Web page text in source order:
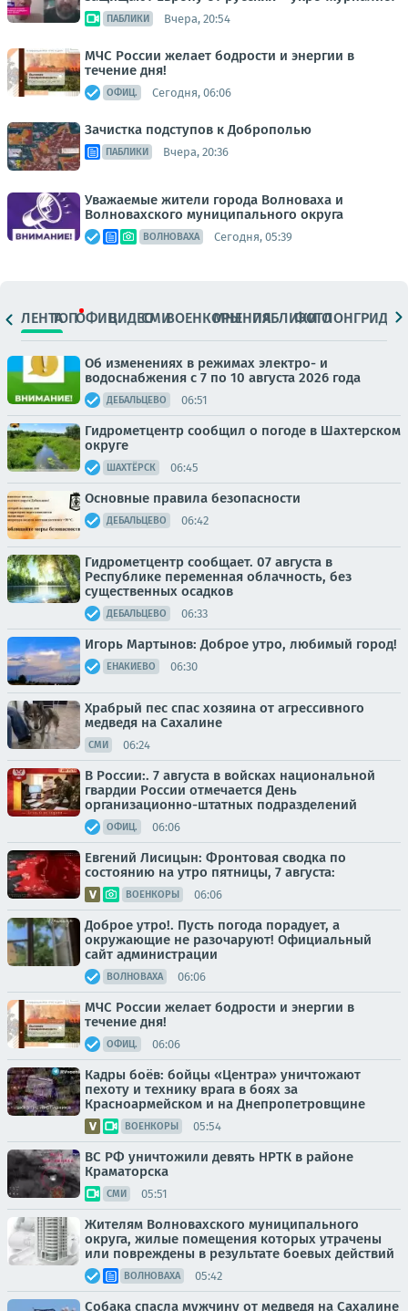
ПАБЛИКИ Вчера, 20:54
МЧС России желает бодрости и энергии в
течение дня!
ОФИЦ. Сегодня, 06:06
Зачистка подступов к Доброполью
ПАБЛИКИ Вчера, 20:36
Уважаемые жители города Волноваха и
Волновахского муниципального округа
ВОЛНОВАХА Сегодня, 05:39
ЛЕНТАТОПОФИЦ.ВИДЕОСМИВОЕНКОРЫМНЕНИЯПАБЛИКИ
ФОТОЛОНГРИДЫ
Об изменениях в режимах электро- и
водоснабжения с 7 по 10 августа 2026 года
ДЕБАЛЬЦЕВО 06:51
Гидрометцентр сообщил о погоде в Шахтерском
округе
ШАХТЁРСК 06:45
Основные правила безопасности
ДЕБАЛЬЦЕВО 06:42
Гидрометцентр сообщает. 07 августа в
Республике переменная облачность, без
существенных осадков
ДЕБАЛЬЦЕВО 06:33
Игорь Мартынов: Доброе утро, любимый город!
ЕНАКИЕВО 06:30
Храбрый пес спас хозяина от агрессивного
медведя на Сахалине
СМИ 06:24
В России:. 7 августа в войсках национальной
гвардии России отмечается День
организационно-штатных подразделений
ОФИЦ. 06:06
Евгений Лисицын: Фронтовая сводка по
состоянию на утро пятницы, 7 августа:
ВОЕНКОРЫ 06:06
Доброе утро!. Пусть погода порадует, а
окружающие не разочаруют! Официальный
сайт администрации
ВОЛНОВАХА 06:06
МЧС России желает бодрости и энергии в
течение дня!
ОФИЦ. 06:06
Кадры боёв: бойцы «Центра» уничтожают
пехоту и технику врага в боях за
Красноармейском и на Днепропетровщине
ВОЕНКОРЫ 05:54
ВС РФ уничтожили девять НРТК в районе
Краматорска
СМИ 05:51
Жителям Волновахского муниципального
округа, жилые помещения которых утрачены
или повреждены в результате боевых действий
ВОЛНОВАХА 05:42
Собака спасла мужчину от медведя на Сахалине